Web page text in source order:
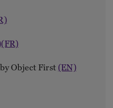
(FR)
Object First (EN)